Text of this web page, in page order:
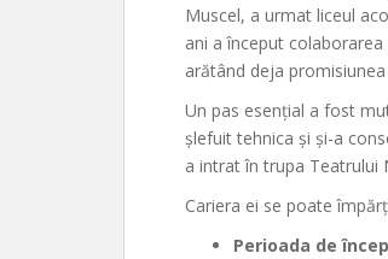
Muscel, a urmat liceul
ani a început
arătând deja
Un pas esențial a fost
șlefuit tehnica și și-a
a intrat în trupa Teatrului
Cariera ei se poate
Perioada de